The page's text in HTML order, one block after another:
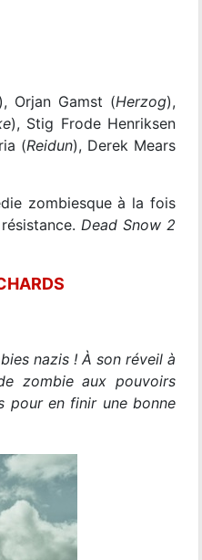
), Orjan Gamst (Herzog),
), Stig Frode Henriksen
(Reidun), Derek Mears
zombiesque à la fois
Dead Snow 2
nazis ! À son réveil à
zombie aux pouvoirs
pour en finir une bonne